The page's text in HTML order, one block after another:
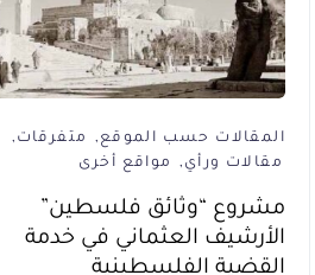
المقالات حسب الموقع
متفرقات
مقالات ورأي
مواقع أخرى
مشروع “وثائق فلسطين”
الأرشيف العثماني في خدمة
القضية الفلسطينية